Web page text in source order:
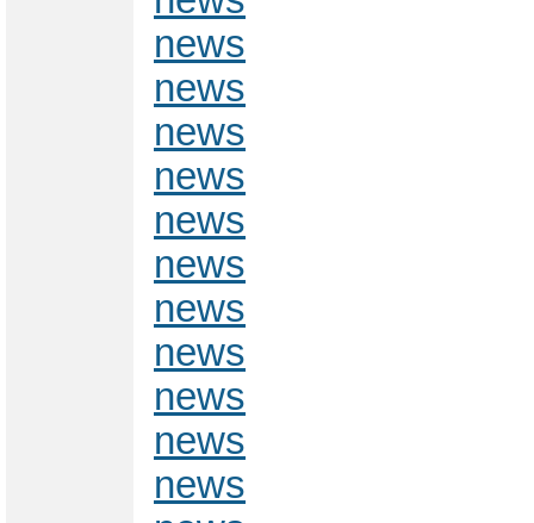
news
news
news
news
news
news
news
news
news
news
news